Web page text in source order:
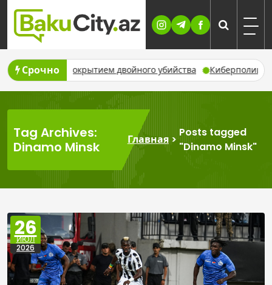
Skip
content
Срочносокрытием двойного убийства Киберполиция
Tag Archives:
Dinamo Minsk
Главная>
Posts tagged
"Dinamo Minsk"
26
ИЮЛ
2026